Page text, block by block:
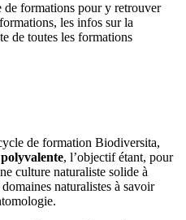
formations pour y retrouver
les infos sur la
de toutes les formations
de formation Biodiversita,
, l’objectif étant, pour
culture naturaliste solide à
naturalistes à savoir